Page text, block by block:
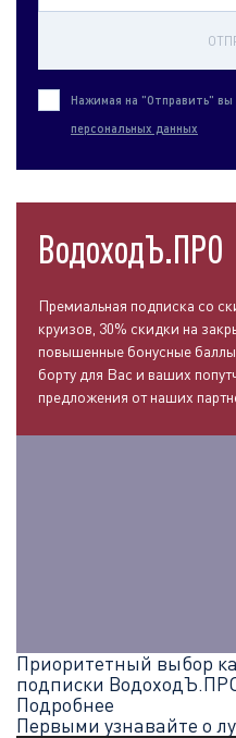
Нажимая на "Отправить"
персональных данных
ВодоходЪ.ПРО
Премиальная подписка со
круизов, 30% скидки на
повышенные бонусные
борту для Вас и ваших
предложения от наших
Приоритетный выбор
подписки
Подробнее
Первыми узнавайте о